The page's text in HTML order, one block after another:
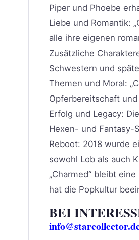
Piper und Phoebe
Liebe und Romantik:
alle ihre eigenen
Zusätzliche
Schwestern und
Themen und Moral:
Opferbereitschaft
Erfolg und Legacy:
Hexen- und Fantasy-
Reboot: 2018 wurde
sowohl Lob als auch
„Charmed“ bleibt
hat die Popkultur
BEI